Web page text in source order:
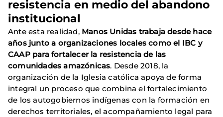
resistencia en medio del abandono
institucional
Ante esta realidad, Manos Unidas trabaja desde hace
años junto a organizaciones locales como el IBC y
CAAP para fortalecer la resistencia de las
comunidades amazónicas. Desde 2018, la
organización de la Iglesia católica apoya de forma
integral un proceso que combina el fortalecimiento
de los autogobiernos indígenas con la formación en
derechos territoriales, el acompañamiento legal para